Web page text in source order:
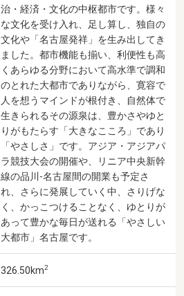
治・経済・文化の中枢都市です。様々
な文化を受け入れ、足し算し、独自の
文化や「名古屋発祥」を生み出してき
ました。都市機能も揃い、利便性も高
くあらゆる分野において高水準で調和
のとれた大都市でありながら、寛容で
人を想うマインドが根付き、自然体で
生きられるその源泉は、豊かさやゆと
りがもたらす「大きなこころ」であり
「やさしさ」です。アジア・アジアパ
ラ競技大会の開催や、リニア中央新幹
線の品川-名古屋間の開業も予定さ
れ、さらに発展していく中、さりげな
く、かっこつけることなく、ゆとりが
あって豊かな毎日が送れる「やさしい
大都市」名古屋です。
326.50km2